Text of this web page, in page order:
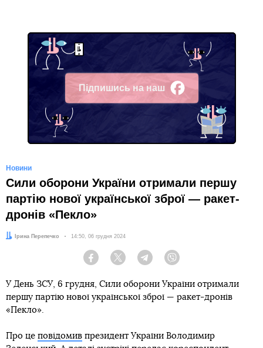
Підпишись на наш
Facebook
Новини
Сили оборони України отримали першу
партію нової української зброї — ракет-
дронів «Пекло»
Автор:Ірина Перепечко Дата:
14:50, 06 грудня 2024
Facebook Twitter Telegram
У День ЗСУ, 6 грудня, Сили оборони України отримали
першу партію нової української зброї — ракет-дронів
«Пекло».
Про це повідомив президент України Володимир